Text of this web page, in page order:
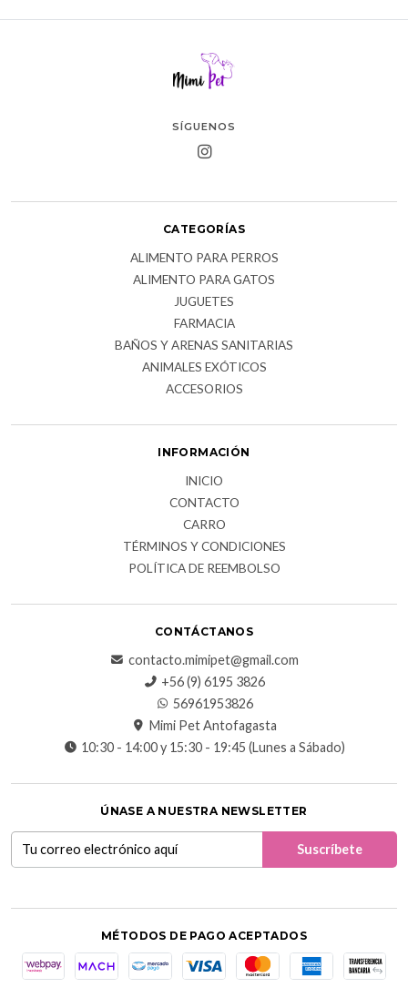
SÍGUENOS
CATEGORÍAS
ALIMENTO PARA PERROS
ALIMENTO PARA GATOS
JUGUETES
FARMACIA
BAÑOS Y ARENAS SANITARIAS
ANIMALES EXÓTICOS
ACCESORIOS
INFORMACIÓN
INICIO
CONTACTO
CARRO
TÉRMINOS Y CONDICIONES
POLÍTICA DE REEMBOLSO
CONTÁCTANOS
contacto.mimipet@gmail.com
+56 (9) 6195 3826
56961953826
Mimi Pet Antofagasta
10:30 - 14:00 y 15:30 - 19:45 (Lunes a Sábado)
ÚNASE A NUESTRA NEWSLETTER
MÉTODOS DE PAGO ACEPTADOS